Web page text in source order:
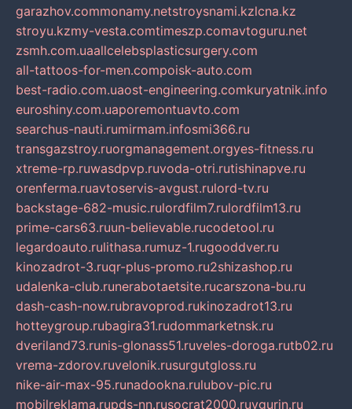
garazhov.commonamy.netstroysnami.kzlcna.kz
stroyu.kzmy-vesta.comtimeszp.comavtoguru.net
zsmh.com.uaallcelebsplasticsurgery.com
all-tattoos-for-men.compoisk-auto.com
best-radio.com.uaost-engineering.comkuryatnik.info
euroshiny.com.uaporemontuavto.com
searchus-nauti.rumirmam.infosmi366.ru
transgazstroy.ruorgmanagement.orgyes-fitness.ru
xtreme-rp.ruwasdpvp.ruvoda-otri.rutishinapve.ru
orenferma.ruavtoservis-avgust.rulord-tv.ru
backstage-682-music.rulordfilm7.rulordfilm13.ru
prime-cars63.ruun-believable.rucodetool.ru
legardoauto.rulithasa.rumuz-1.rugooddver.ru
kinozadrot-3.ruqr-plus-promo.ru2shizashop.ru
udalenka-club.runerabotaetsite.rucarszona-bu.ru
dash-cash-now.rubravoprod.rukinozadrot13.ru
hotteygroup.rubagira31.rudommarketnsk.ru
dveriland73.runis-glonass51.ruveles-doroga.rutb02.ru
vrema-zdorov.ruvelonik.rusurgutgloss.ru
nike-air-max-95.runadookna.rulubov-pic.ru
mobilreklama.rupds-nn.rusocrat2000.ruvgurin.ru